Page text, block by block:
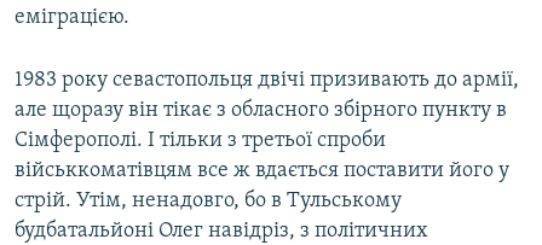
еміграцією.
1983 року севастопольця двічі призивають до армії,
але щоразу він тікає з обласного збірного пункту в
Сімферополі. І тільки з третьої спроби
військкоматівцям все ж вдається поставити його у
стрій. Утім, ненадовго, бо в Тульському
будбатальйоні Олег навідріз, з політичних